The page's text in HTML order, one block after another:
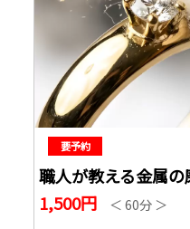
要予約
職人が教える金属
1,500円 ＜ 60分 ＞